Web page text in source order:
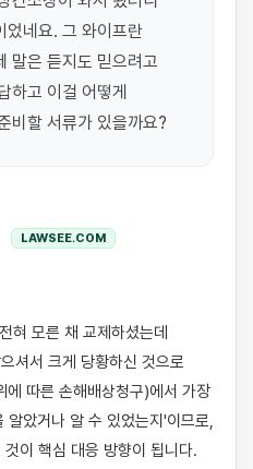
었네요. 그 와이프란
말은 듣지도 믿으려고
하고 이걸 어떻게
비할 서류가 있을까요?
LAWSEE.COM
셔서 크게 당황하신 것으로
따른 손해배상청구)에서 가장
알았거나 알 수 있었는지'이므로,
이 핵심 대응 방향이 됩니다.